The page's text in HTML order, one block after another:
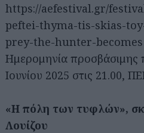
https://aefestival.gr/
peftei-thyma-tis-skias-
prey-the-hunter-becomes
Ημερομηνία προσβάσιμης
Ιουνίου 2025 στις 21.00,
«Η πόλη των τυφλών»,
Λουίζου